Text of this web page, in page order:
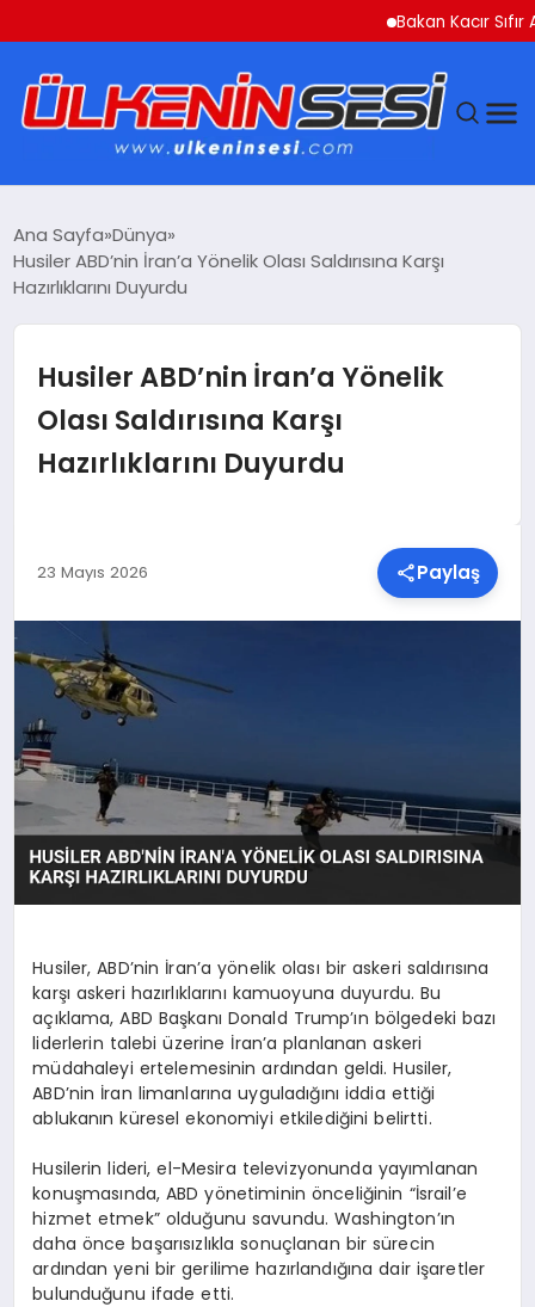
Bakan Kacır Sıfır
EKONOMI
SAĞLIK
TEKNOLOJI
YAŞAM
MALATYA HABERLERI
Ana Sayfa Dünya
Husiler ABD’nin İran’a Yönelik Olası Saldırısına Karşı
Hazırlıklarını Duyurdu
Husiler ABD’nin İran’a Yönelik
Olası Saldırısına Karşı
Hazırlıklarını Duyurdu
23 Mayıs 2026 Paylaş
Husiler, ABD’nin İran’a yönelik olası bir askeri saldırısına
karşı askeri hazırlıklarını kamuoyuna duyurdu. Bu
açıklama, ABD Başkanı Donald Trump’ın bölgedeki bazı
liderlerin talebi üzerine İran’a planlanan askeri
müdahaleyi ertelemesinin ardından geldi. Husiler,
ABD’nin İran limanlarına uyguladığını iddia ettiği
ablukanın küresel ekonomiyi etkilediğini belirtti.
Husilerin lideri, el-Mesira televizyonunda yayımlanan
konuşmasında, ABD yönetiminin önceliğinin “İsrail’e
hizmet etmek” olduğunu savundu. Washington’ın
daha önce başarısızlıkla sonuçlanan bir sürecin
ardından yeni bir gerilime hazırlandığına dair işaretler
bulunduğunu ifade etti.